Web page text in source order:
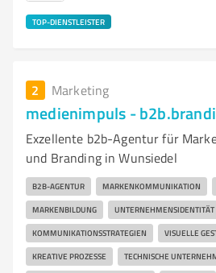
TOP-DIENSTLEISTER
2 Marketing
medienimpuls -
Exzellente b2b-Agentur für
und Branding in Wunsiedel
B2B-AGENTUR MARKENKOMMUNIKATION
MARKENBILDUNG UNTERNEHMENSIDENTITÄT
KOMMUNIKATIONSSTRATEGIEN VISUELLE
KREATIVE PROZESSE TECHNISCHE